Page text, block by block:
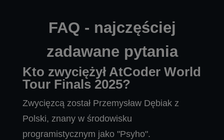
FAQ - najczęściej
zadawane pytania
Kto zwyciężył AtCoder World
Tour Finals 2025?
Zwycięzcą został Przemysław Dębiak z
Polski, znany w środowisku
programistycznym jako "Psyho".